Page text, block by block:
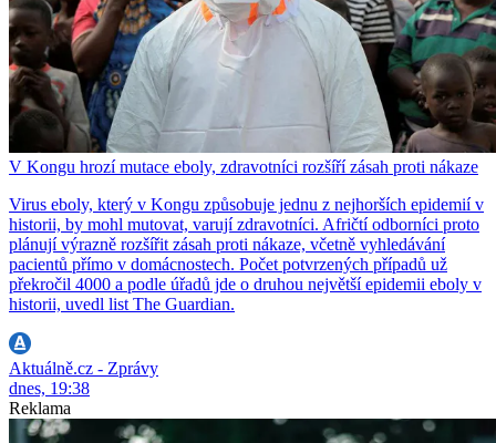
V Kongu hrozí mutace eboly, zdravotníci rozšíří zásah proti nákaze
Virus eboly, který v Kongu způsobuje jednu z nejhorších epidemií v
historii, by mohl mutovat, varují zdravotníci. Afričtí odborníci proto
plánují výrazně rozšířit zásah proti nákaze, včetně vyhledávání
pacientů přímo v domácnostech. Počet potvrzených případů už
překročil 4000 a podle úřadů jde o druhou největší epidemii eboly v
historii, uvedl list The Guardian.
Aktuálně.cz - Zprávy
dnes, 19:38
Reklama